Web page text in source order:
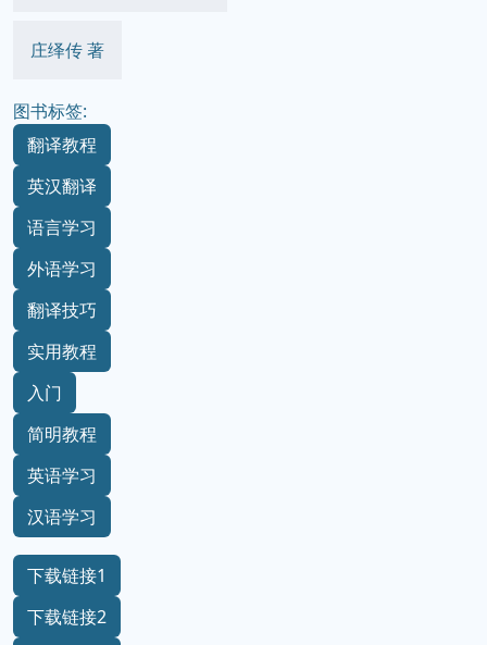
庄绎传 著
图书标签:
翻译教程
英汉翻译
语言学习
外语学习
翻译技巧
实用教程
入门
简明教程
英语学习
汉语学习
下载链接1
下载链接2